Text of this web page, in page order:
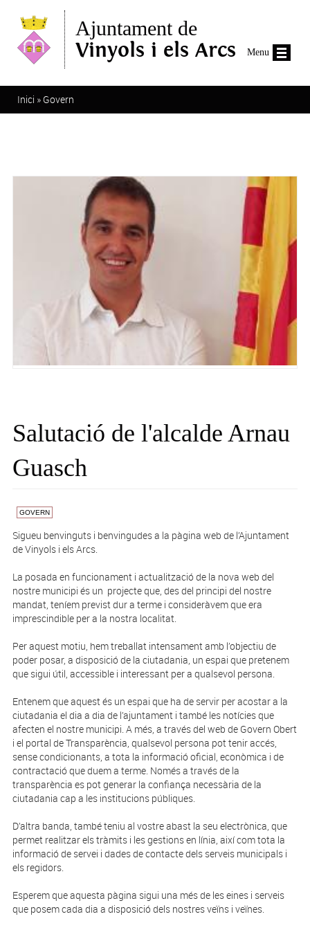
Ajuntament de
Vinyols i els Arcs
Esteu aquí
Inici » Govern
Salutació de l'alcalde Arnau
Guasch
GOVERN
Sigueu benvinguts i benvingudes a la pàgina web de l’Ajuntament
de Vinyols i els Arcs.
La posada en funcionament i actualització de la nova web del
nostre municipi és un projecte que, des del principi del nostre
mandat, teníem previst dur a terme i consideràvem que era
imprescindible per a la nostra localitat.
Per aquest motiu, hem treballat intensament amb l’objectiu de
poder posar, a disposició de la ciutadania, un espai que pretenem
que sigui útil, accessible i interessant per a qualsevol persona.
Entenem que aquest és un espai que ha de servir per acostar a la
ciutadania el dia a dia de l’ajuntament i també les notícies que
afecten el nostre municipi. A més, a través del web de Govern Obert
i el portal de Transparència, qualsevol persona pot tenir accés,
sense condicionants, a tota la informació oficial, econòmica i de
contractació que duem a terme. Només a través de la
transparència es pot generar la confiança necessària de la
ciutadania cap a les institucions públiques.
D’altra banda, també teniu al vostre abast la seu electrònica, que
permet realitzar els tràmits i les gestions en línia, així com tota la
informació de servei i dades de contacte dels serveis municipals i
els regidors.
Esperem que aquesta pàgina sigui una més de les eines i serveis
que posem cada dia a disposició dels nostres veïns i veïnes.
Menu